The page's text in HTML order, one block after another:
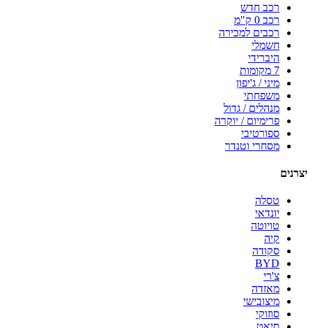
רכב חדש
רכב 0 ק"מ
רכבים למכירה
חשמלי
היברידי
7 מקומות
מיני / ג'יפון
משפחתי
מנהלים / גדול
פרימיום / יוקרה
ספורטיבי
מסחרי וטנדר
יצרנים
טסלה
יונדאי
טויוטה
קיה
סקודה
BYD
צ'רי
מאזדה
מיצובישי
סוזוקי